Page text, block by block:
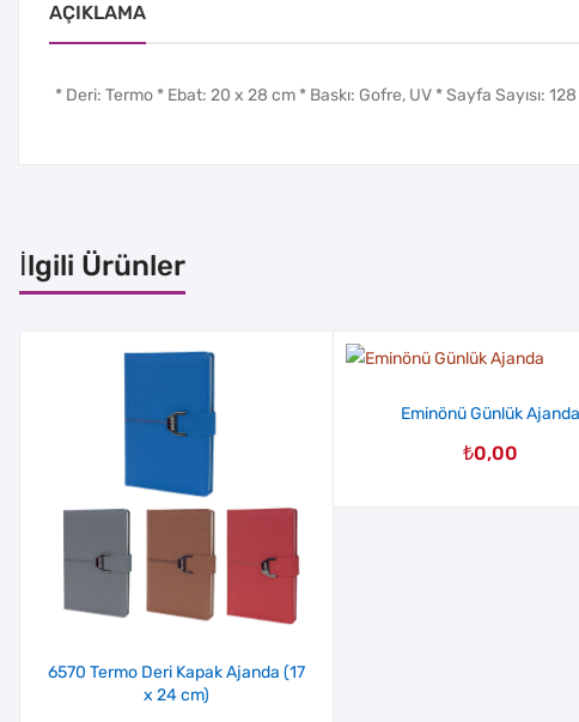
AÇIKLAMA
* Deri: Termo * Ebat: 20 x 28 cm * Baskı: Gofre, UV * Sayfa Sayısı:
İlgili Ürünler
6570 Termo Deri Kapak Ajanda (17
x 24 cm)
Eminönü Günlük Ajanda
₺0,00